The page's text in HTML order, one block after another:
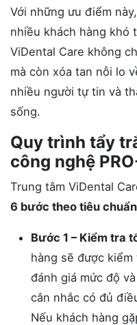
Với những ưu điểm
nhiều khách hàng khó
ViDental Care không
mà còn xóa tan nỗi lo
nhiều người tự tin và
sống​.
Quy trình tẩy
công nghệ
Trung tâm ViDental
6 bước theo tiêu
Bước 1 – Kiểm tra
hàng sẽ được
đánh giá mức độ
cân nhắc có đủ
Nếu khách hàng